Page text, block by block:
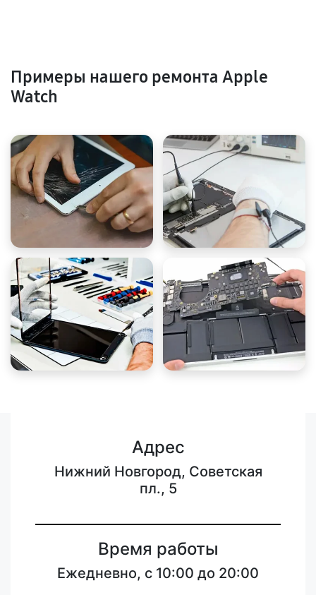
Примеры нашего ремонта Apple
Watch
Адрес
Нижний Новгород, Советская
пл., 5
Время работы
Ежедневно, с 10:00 до 20:00